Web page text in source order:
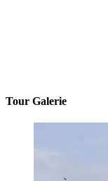
Tour Galerie